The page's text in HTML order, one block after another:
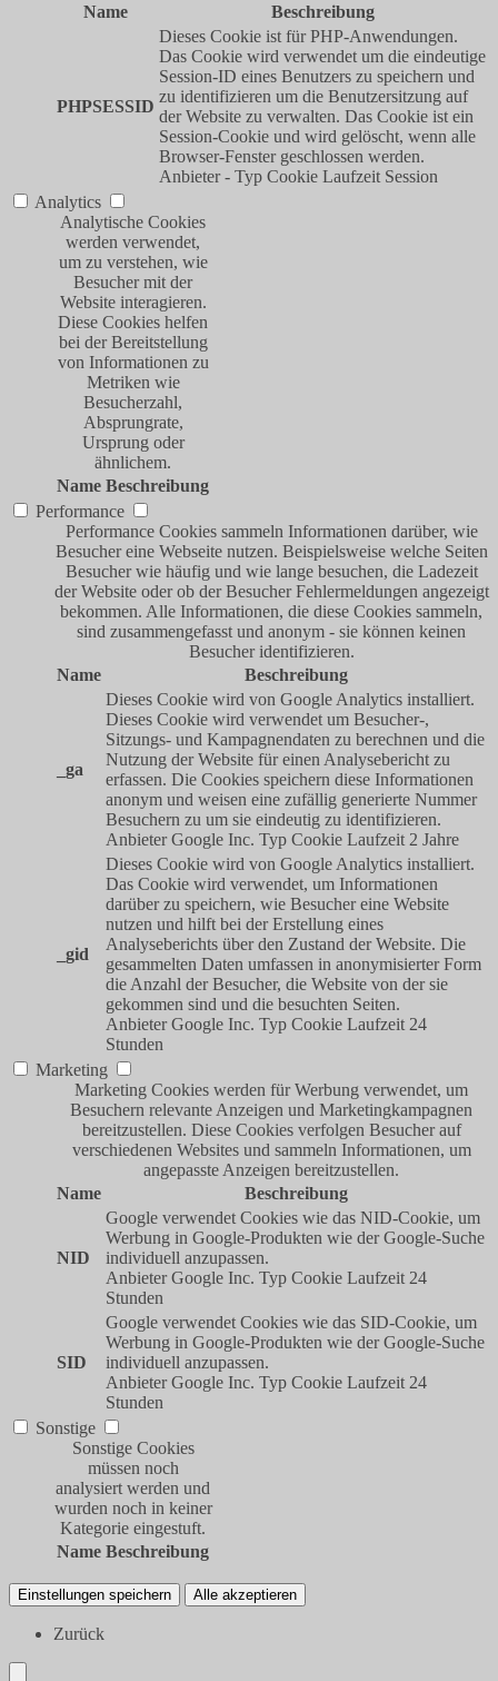
Name
Beschreibung
PHPSESSID
Dieses Cookie ist für PHP-Anwendungen.
Das Cookie wird verwendet um die eindeutige
Session-ID eines Benutzers zu speichern und
zu identifizieren um die Benutzersitzung auf
der Website zu verwalten. Das Cookie ist ein
Session-Cookie und wird gelöscht, wenn alle
Browser-Fenster geschlossen werden.
Anbieter - Typ Cookie Laufzeit Session
Analytics
Analytische Cookies
werden verwendet,
um zu verstehen, wie
Besucher mit der
Website interagieren.
Diese Cookies helfen
bei der Bereitstellung
von Informationen zu
Metriken wie
Besucherzahl,
Absprungrate,
Ursprung oder
ähnlichem.
Name Beschreibung
Performance
Performance Cookies sammeln Informationen darüber, wie
Besucher eine Webseite nutzen. Beispielsweise welche Seiten
Besucher wie häufig und wie lange besuchen, die Ladezeit
der Website oder ob der Besucher Fehlermeldungen angezeigt
bekommen. Alle Informationen, die diese Cookies sammeln,
sind zusammengefasst und anonym - sie können keinen
Besucher identifizieren.
Name
Beschreibung
_ga
Dieses Cookie wird von Google Analytics installiert.
Dieses Cookie wird verwendet um Besucher-,
Sitzungs- und Kampagnendaten zu berechnen und die
Nutzung der Website für einen Analysebericht zu
erfassen. Die Cookies speichern diese Informationen
anonym und weisen eine zufällig generierte Nummer
Besuchern zu um sie eindeutig zu identifizieren.
Anbieter Google Inc. Typ Cookie Laufzeit 2 Jahre
_gid
Dieses Cookie wird von Google Analytics installiert.
Das Cookie wird verwendet, um Informationen
darüber zu speichern, wie Besucher eine Website
nutzen und hilft bei der Erstellung eines
Analyseberichts über den Zustand der Website. Die
gesammelten Daten umfassen in anonymisierter Form
die Anzahl der Besucher, die Website von der sie
gekommen sind und die besuchten Seiten.
Anbieter Google Inc. Typ Cookie Laufzeit 24
Stunden
Marketing
Marketing Cookies werden für Werbung verwendet, um
Besuchern relevante Anzeigen und Marketingkampagnen
bereitzustellen. Diese Cookies verfolgen Besucher auf
verschiedenen Websites und sammeln Informationen, um
angepasste Anzeigen bereitzustellen.
Name
Beschreibung
NID
Google verwendet Cookies wie das NID-Cookie, um
Werbung in Google-Produkten wie der Google-Suche
individuell anzupassen.
Anbieter Google Inc. Typ Cookie Laufzeit 24
Stunden
SID
Google verwendet Cookies wie das SID-Cookie, um
Werbung in Google-Produkten wie der Google-Suche
individuell anzupassen.
Anbieter Google Inc. Typ Cookie Laufzeit 24
Stunden
Sonstige
Sonstige Cookies
müssen noch
analysiert werden und
wurden noch in keiner
Kategorie eingestuft.
Name Beschreibung
Einstellungen speichern Alle akzeptieren
Zurück